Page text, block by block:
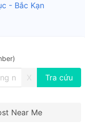
- Bắc Kạn
X
Near Me